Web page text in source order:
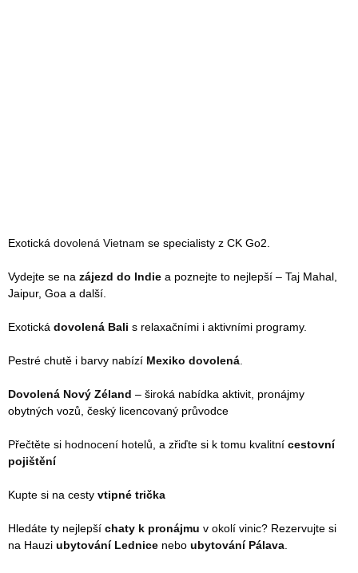
Exotická dovolená Vietnam se specialisty z CK Go2.
Vydejte se na zájezd do Indie a poznejte to nejlepší – Taj Mahal,
Jaipur, Goa a další.
Exotická dovolená Bali s relaxačními i aktivními programy.
Pestré chutě i barvy nabízí Mexiko dovolená.
Dovolená Nový Zéland – široká nabídka aktivit, pronájmy
obytných vozů, český licencovaný průvodce
Přečtěte si hodnocení hotelů, a zřiďte si k tomu kvalitní cestovní
pojištění
Kupte si na cesty vtipné trička
Hledáte ty nejlepší chaty k pronájmu v okolí vinic? Rezervujte si
na Hauzi ubytování Lednice nebo ubytování Pálava.